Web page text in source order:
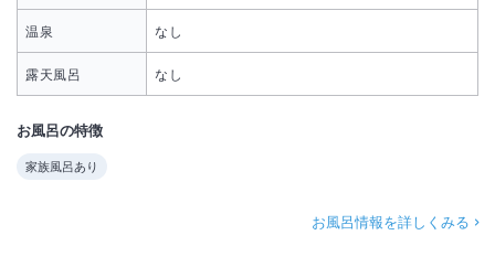
温泉 なし
露天風呂 なし
お風呂の特徴
家族風呂あり
お風呂情報を詳しくみる